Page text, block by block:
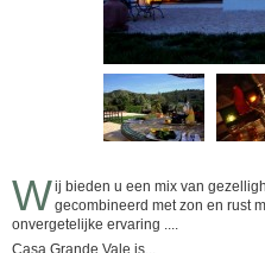
Wij bieden u een mix van
gecombineerd met zon en rust
onvergetelijke ervaring ....
Casa Grande Vale is...